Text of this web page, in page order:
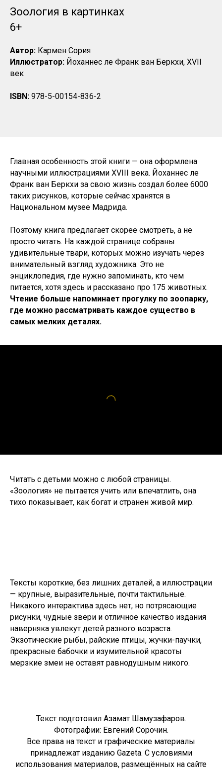
Зоология в картинках
6+
Автор: Кармен Сория
Иллюстратор: Йоханнес ле Франк ван Беркхи, XVII
век
ISBN: 978-5-00154-836-2
Главная особенность этой книги — она оформлена
научными иллюстрациями XVIII века. Йоханнес ле
Франк ван Беркхи за свою жизнь создал более 6000
таких рисунков, которые сейчас хранятся в
Национальном музее Мадрида.
Поэтому книга предлагает скорее смотреть, а не
просто читать. На каждой странице собраны
удивительные твари, которых можно изучать через
внимательный взгляд художника. Это не
энциклопедия, где нужно запоминать, кто чем
питается, хотя здесь и рассказано про 175 животных.
Чтение больше напоминает прогулку по зоопарку,
где можно рассматривать каждое существо в
самых мелких деталях.
Читать с детьми можно с любой страницы.
«Зоология» не пытается учить или впечатлить, она
тихо показывает, как богат и странен живой мир.
Тексты короткие, без лишних деталей, а иллюстрации
— крупные, выразительные, почти тактильные.
Никакого интерактива здесь нет, но потрясающие
рисунки, чудные звери и отличное качество издания
наверняка увлекут детей разного возраста.
Экзотические рыбы, райские птицы, жучки-паучки,
прекрасные бабочки и изумительной красоты
мерзкие змеи не оставят равнодушным никого.
Текст подготовил Азамат Шамузафаров.
Фотографии: Евгений Сорочин.
Все права на текст и графические материалы
принадлежат изданию Gazeta. С условиями
использования материалов, размещённых на сайте